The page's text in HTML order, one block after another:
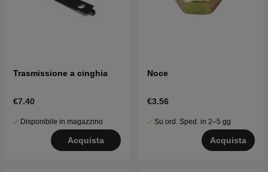
Trasmissione a cinghia
€7.40
Disponibile in magazzino
Acquista
Noce
€3.56
Su ord. Sped. in 2–5 gg
Acquista